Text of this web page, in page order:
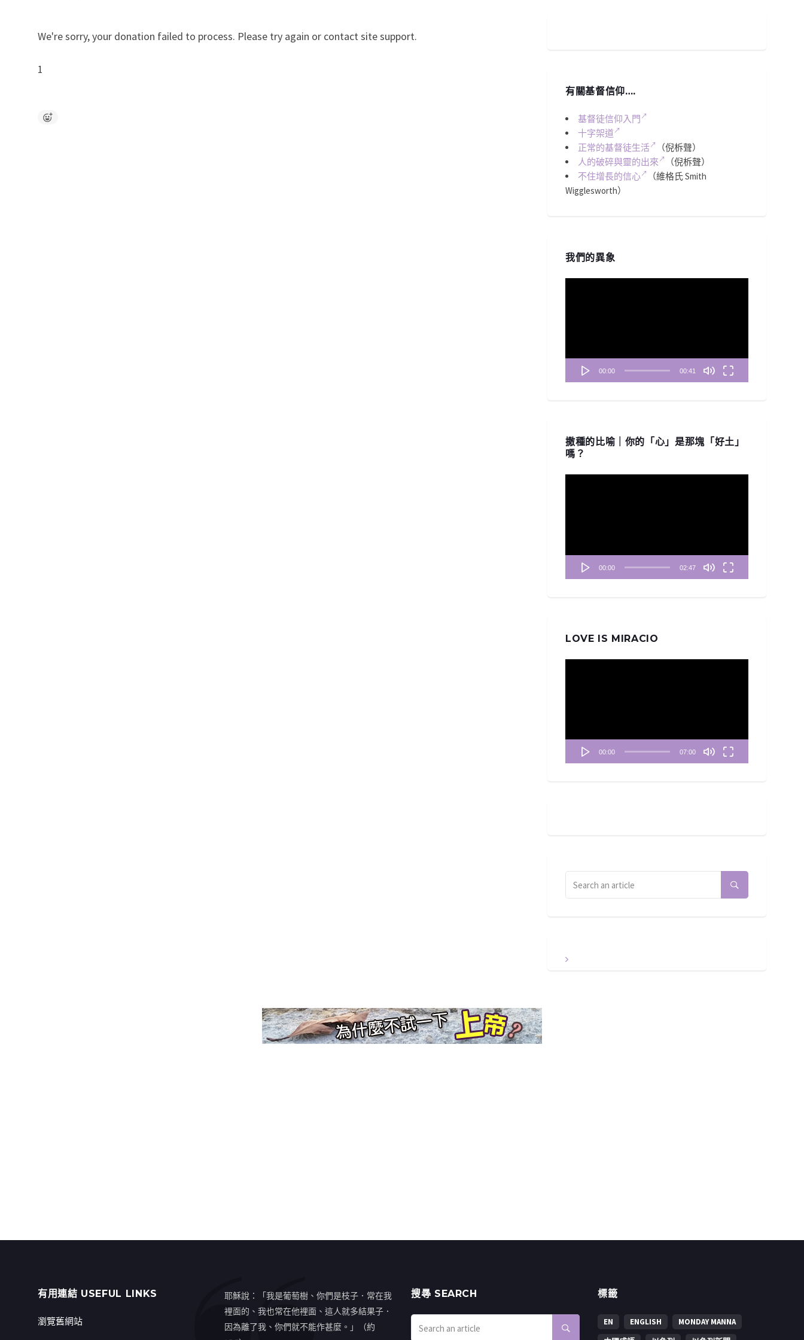
Donation Failed
We're sorry, your donation failed to process. Please try again or contact site support.
1
有關基督信仰….
基督徒信仰入門
十字架道
正常的基督徒生活
（倪柝聲）
人的破碎與靈的出來
（倪柝聲）
不住增長的信心
（維格氏 Smith
Wigglesworth）
我們的異象
00:00 00:41
撒種的比喻｜你的「心」是那塊「好土」
嗎？
00:00 02:47
LOVE IS MIRACIO
00:00 07:00
有用連結 USEFUL LINKS
瀏覽舊網站
耶穌說：「我是葡萄樹、你們是枝子．常在我
裡面的、我也常在他裡面、這人就多結果子．
因為離了我、你們就不能作甚麼。」（約
搜㝷 SEARCH 標籤
EN ENGLISH
MONDAY MANNA